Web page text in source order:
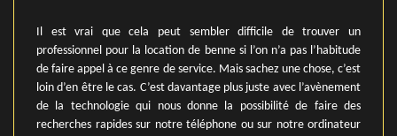
Il est vrai que cela peut sembler difficile de trouver un
professionnel pour la location de benne si l’on n’a pas l’habitude
de faire appel à ce genre de service. Mais sachez une chose, c’est
loin d’en être le cas. C’est davantage plus juste avec l’avènement
de la technologie qui nous donne la possibilité de faire des
recherches rapides sur notre téléphone ou sur notre ordinateur